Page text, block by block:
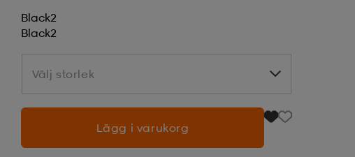
Black2
Black2
Välj storlek
Välj storlek
Lägg i varukorg